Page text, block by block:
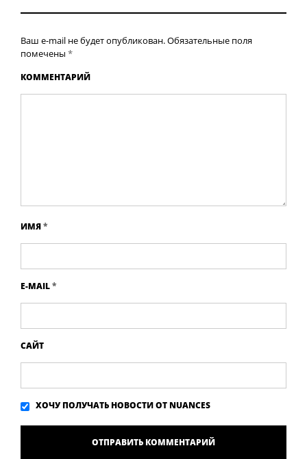
Ваш e-mail не будет опубликован.Обязательные поля
помечены *
КОММЕНТАРИЙ
ИМЯ*
E-MAIL*
САЙТ
ХОЧУ ПОЛУЧАТЬ НОВОСТИ ОТ NUANCES